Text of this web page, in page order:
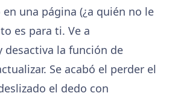
una página (¿a quién no le
es para ti. Ve a
desactiva la función de
Se acabó el perder el
el dedo con